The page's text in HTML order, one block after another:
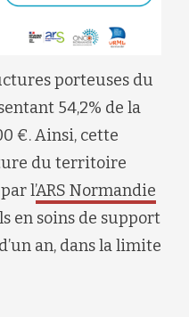
porteuses du
54,2% de la
€. Ainsi, cette
du territoire
l’ARS Normandie
en soins de support
an, dans la limite